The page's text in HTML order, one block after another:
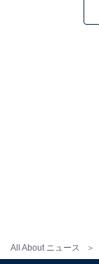
All About ニュース